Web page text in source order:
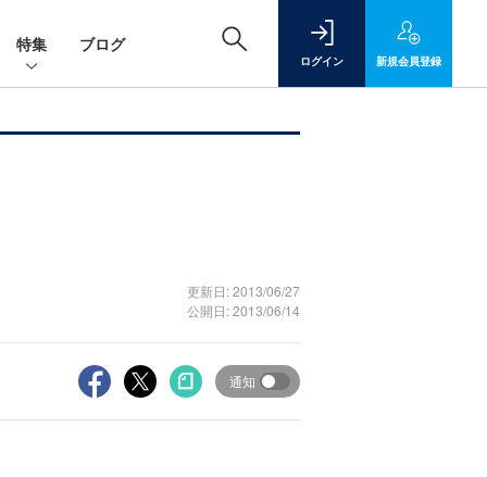
特集 ブログ
ログイン 新規会員登録
更新日: 2013/06/27
公開日: 2013/06/14
通知